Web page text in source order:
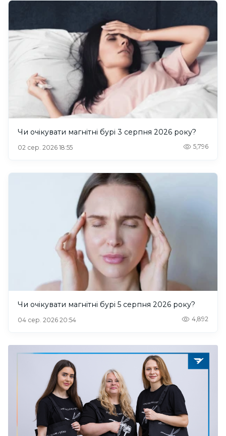
Чи очікувати магнітні бурі 3 серпня 2026 року?
02 сер. 2026 18:55 5,796
Чи очікувати магнітні бурі 5 серпня 2026 року?
04 сер. 2026 20:54 4,892